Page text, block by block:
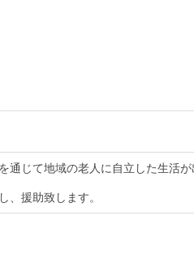
通じて地域の老人に自立した生活が
、援助致します。